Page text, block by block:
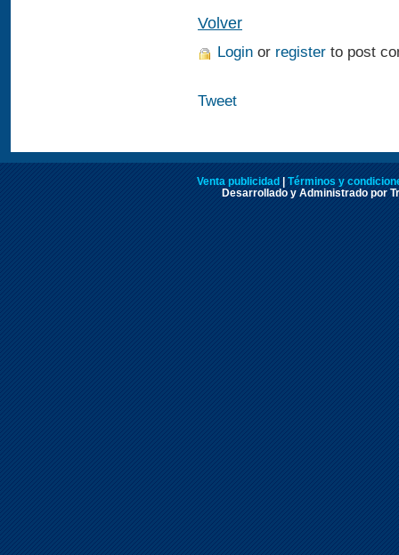
Volver
Login or register to post
Tweet
Venta publicidad | Términos y
Desarrollado y Administrado por